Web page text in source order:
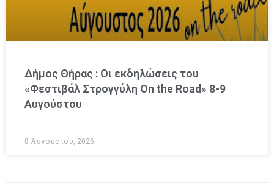
Δήμος Θήρας : Οι εκδηλώσεις του
«Φεστιβάλ Στρογγύλη On the Road» 8-9
Αυγούστου
8 Αυγούστου, 2026